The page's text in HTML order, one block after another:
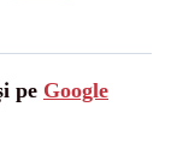
pe Google